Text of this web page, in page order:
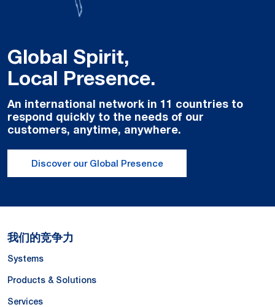
Global Spirit,
Local Presence.
An international network in 11 countries to
respond quickly to the needs of our
customers, anytime, anywhere.
Discover our Global Presence
我们的竞争力
Systems
Products & Solutions
Services